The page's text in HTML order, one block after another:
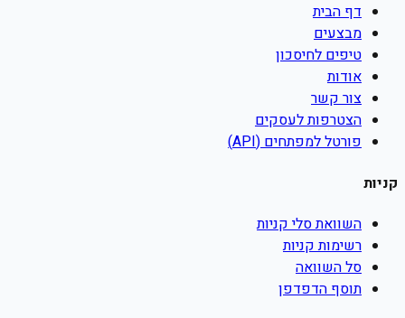
דף הבית
מבצעים
טיפים לחיסכון
אודות
צור קשר
הצטרפות לעסקים
פורטל למפתחים (API)
קניות
השוואת סלי קניות
רשימות קניות
סל השוואה
תוסף הדפדפן